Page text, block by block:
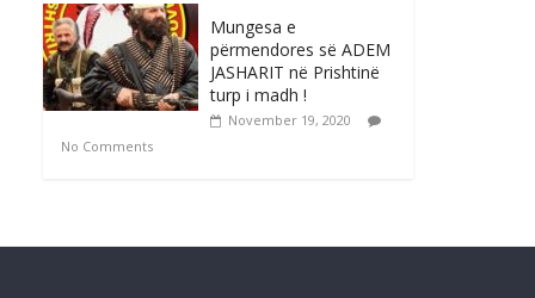
Mungesa e
përmendores së ADEM
JASHARIT në Prishtinë
turp i madh !
November 19, 2020
No Comments